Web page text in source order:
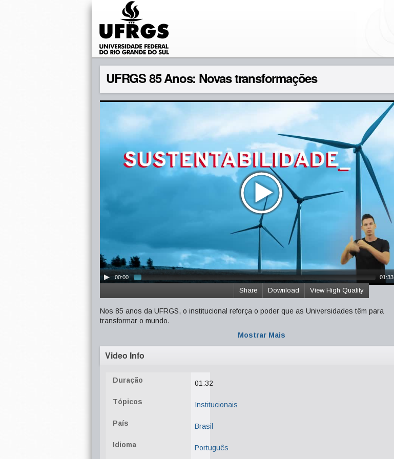
UFRGS 85 Anos: Novas transformações
00:00 01:33
View High Quality
Download
Share
Nos 85 anos da UFRGS, o institucional reforça o poder que as Universidades têm para
transformar o mundo.
Mostrar Mais
Video Info
Duração 01:32
Tópicos Institucionais
País Brasil
Idioma Português